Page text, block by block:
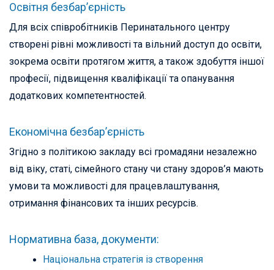
Освітня безбар’єрність
Для всіх співробітників Перинатального центру
створені рівні можливості та вільний доступ до освіти,
зокрема освіти протягом життя, а також здобуття іншої
професії, підвищення кваліфікації та опанування
додаткових компетентностей.
Економічна безбар’єрність
Згідно з політикою закладу всі громадяни незалежно
від віку, статі, сімейного стану чи стану здоров’я мають
умови та можливості для працевлаштування,
отримання фінансових та інших ресурсів.
Нормативна база, документи:
Національна стратегія із створення